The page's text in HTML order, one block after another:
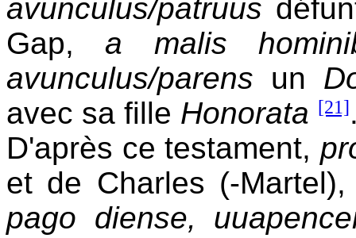
avunculus/patruus
Gap,a malis
avunculus/parens un
avec sa fille Honorata [21]
D'après ce testament,
et de Charles (-
pago diense,